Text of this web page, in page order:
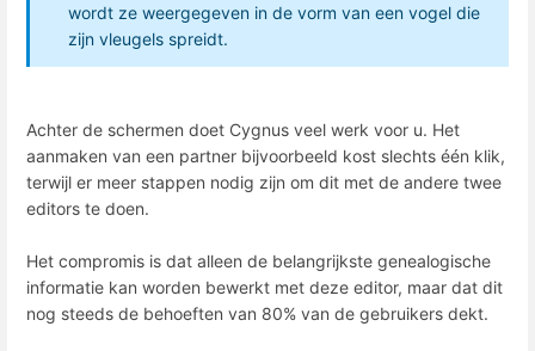
wordt ze weergegeven in de vorm van een vogel die
zijn vleugels spreidt.
Achter de schermen doet Cygnus veel werk voor u. Het
aanmaken van een partner bijvoorbeeld kost slechts één klik,
terwijl er meer stappen nodig zijn om dit met de andere twee
editors te doen.
Het compromis is dat alleen de belangrijkste genealogische
informatie kan worden bewerkt met deze editor, maar dat dit
nog steeds de behoeften van 80% van de gebruikers dekt.